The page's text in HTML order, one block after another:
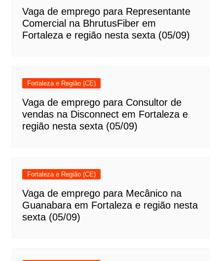
Vaga de emprego para Representante
Comercial na BhrutusFiber em
Fortaleza e região nesta sexta (05/09)
Fortaleza e Região (CE)
Vaga de emprego para Consultor de
vendas na Disconnect em Fortaleza e
região nesta sexta (05/09)
Fortaleza e Região (CE)
Vaga de emprego para Mecânico na
Guanabara em Fortaleza e região nesta
sexta (05/09)